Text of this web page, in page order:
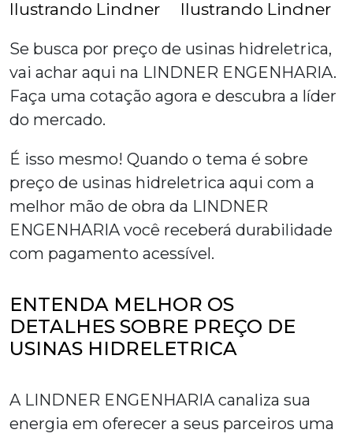
Se busca por preço de usinas hidreletrica,
vai achar aqui na LINDNER ENGENHARIA.
Faça uma cotação agora e descubra a líder
do mercado.
É isso mesmo! Quando o tema é sobre
preço de usinas hidreletrica aqui com a
melhor mão de obra da LINDNER
ENGENHARIA você receberá durabilidade
com pagamento acessível.
ENTENDA MELHOR OS
DETALHES SOBRE PREÇO DE
USINAS HIDRELETRICA
A LINDNER ENGENHARIA canaliza sua
energia em oferecer a seus parceiros uma